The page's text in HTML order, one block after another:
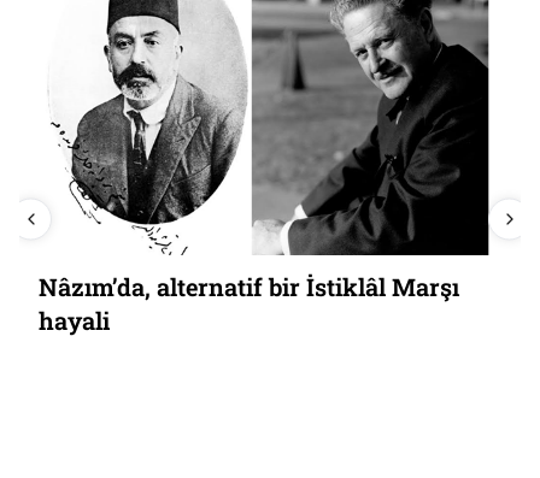
Nâzım’da, alternatif bir İstiklâl Marşı
hayali